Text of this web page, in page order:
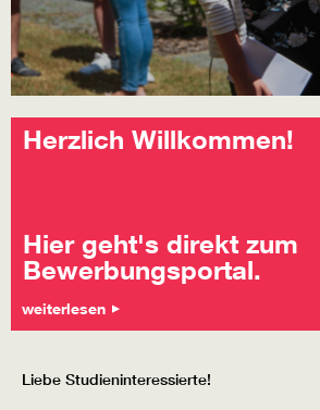
Herzlich Willkommen!
Hier geht's direkt zum
Bewerbungsportal.
weiterlesen
Liebe Studieninteressierte!